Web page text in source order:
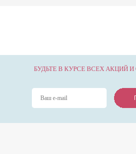
БУДЬТЕ В КУРСЕ ВСЕХ АКЦИЙ И